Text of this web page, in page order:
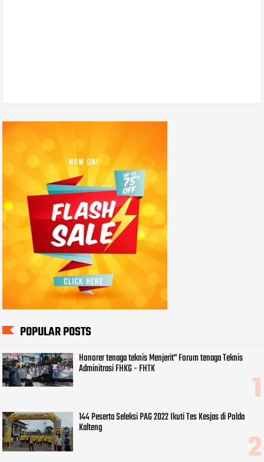
POPULAR POSTS
Honorer tenaga teknis Menjerit" Forum tenaga Teknis
Adminitrasi FHKG - FHTK
144 Peserta Seleksi PAG 2022 Ikuti Tes Kesjas di Polda
Kalteng